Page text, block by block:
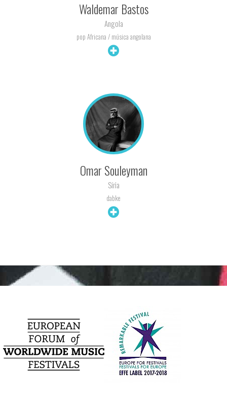
Waldemar Bastos
Angola
pop Africana / música angolana
Omar Souleyman
Síria
dabke